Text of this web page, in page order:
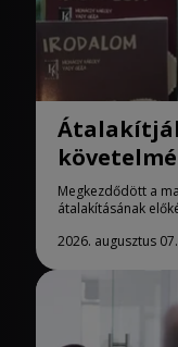
Megkezdődött a
átalakításának
2026. augusztus 07.